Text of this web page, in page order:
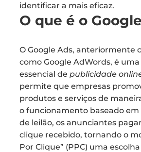
identificar a mais eficaz.
O que é o
O Google Ads, anteriormente
como Google AdWords, é
essencial de publicidade
permite que empresas
produtos e serviços de
o funcionamento baseado
de leilão, os anunciantes
clique recebido, tornando o
Por Clique” (PPC) uma